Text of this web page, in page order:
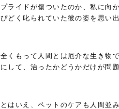
プライドが傷ついたのか、私に向
ぴどく叱られていた彼の姿を思い出
全くもって人間とは厄介な生き物
にして、治ったかどうかだけが問
とはいえ、ペットのケアも人間並